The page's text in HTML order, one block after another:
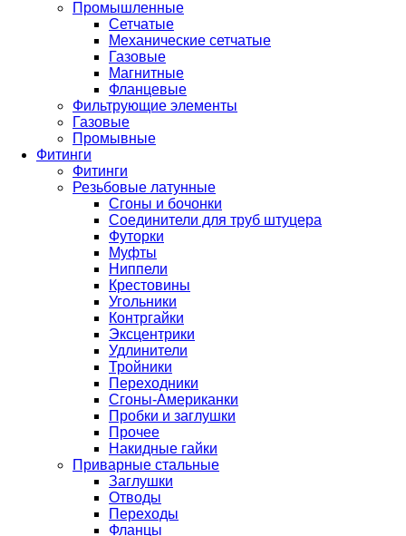
Промышленные
Сетчатые
Механические сетчатые
Газовые
Магнитные
Фланцевые
Фильтрующие элементы
Газовые
Промывные
Фитинги
Фитинги
Резьбовые латунные
Сгоны и бочонки
Соединители для труб штуцера
Футорки
Муфты
Ниппели
Крестовины
Угольники
Контргайки
Эксцентрики
Удлинители
Тройники
Переходники
Сгоны-Американки
Пробки и заглушки
Прочее
Накидные гайки
Приварные стальные
Заглушки
Отводы
Переходы
Фланцы